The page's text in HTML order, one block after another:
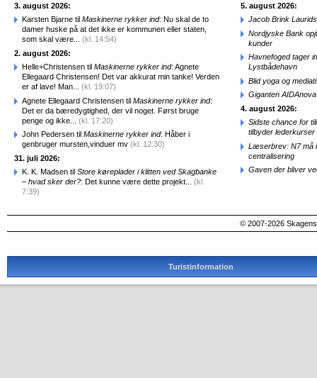
3. august 2026:
Karsten Bjarne til Maskinerne rykker ind: Nu skal de to
damer huske på at det ikke er kommunen eller staten,
som skal være... (kl. 14:54)
2. august 2026:
Helle+Christensen til Maskinerne rykker ind: Agnete
Ellegaard Christensen! Det var akkurat min tanke! Verden
er af lave! Man... (kl. 19:07)
Agnete Ellegaard Christensen til Maskinerne rykker ind:
Det er da bæredygtighed, der vil noget. Først bruge
penge og ikke... (kl. 17:20)
John Pedersen til Maskinerne rykker ind: Håber i
genbruger mursten,vinduer mv (kl. 12:30)
31. juli 2026:
K. K. Madsen til Store køreplader i klitten ved Skagbanke
– hvad sker der?: Det kunne være dette projekt... (kl.
7:39)
5. august 2026:
Jacob Brink
Nordjyske Bank
kunder
Havnefoged tager
Lystbådehavn
Blid yoga og
Giganten
4. august 2026:
Sidste chance for
tilbyder
Læserbrev: N7 må
centralisering
Gaven der bliver
© 2007-2026
Turistinformation